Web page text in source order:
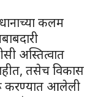
कलम
अस्तित्वात
तसेच विकास
करण्यात आलेली